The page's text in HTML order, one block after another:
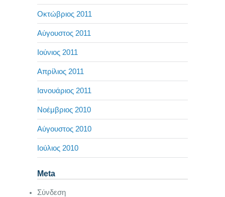
Οκτώβριος 2011
Αύγουστος 2011
Ιούνιος 2011
Απρίλιος 2011
Ιανουάριος 2011
Νοέμβριος 2010
Αύγουστος 2010
Ιούλιος 2010
Meta
Σύνδεση